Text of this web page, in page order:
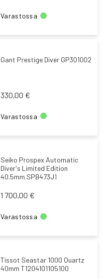
Varastossa
Gant Prestige Diver GP301002
330,00 €
Varastossa
Seiko Prospex Automatic
Diver's Limited Edition
40.5mm SPB473J1
1 700,00 €
Varastossa
Tissot Seastar 1000 Quartz
40mm T1204101105100